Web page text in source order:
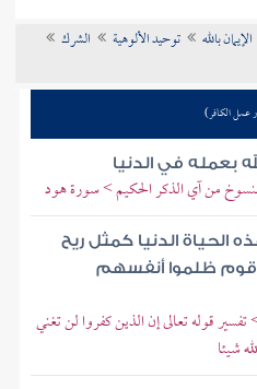
الإيمان بالله توحيد الألوهية
الشرك
عمل الكافر)
بعمله في الدنيا
من آي الذكر الحكيم > سورة هود
الحياة الدنيا كمثل ريح
ظلموا أنفسهم
قوله تعالى إن الذين كفروا لن تغني
شيئا